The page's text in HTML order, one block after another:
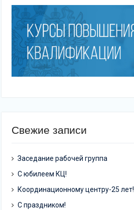
Свежие записи
Заседание рабочей группа
С юбилеем КЦ!
Координационному центру-25 лет!
С праздником!